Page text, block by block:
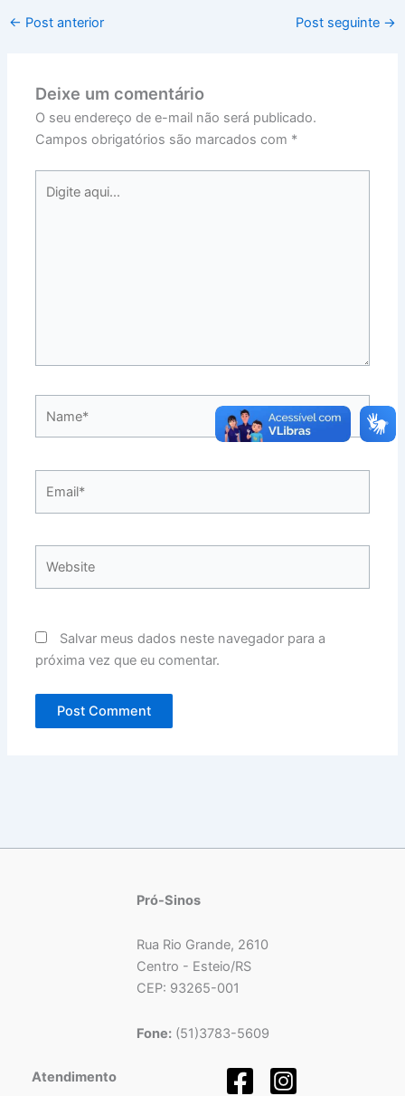
← Post anterior Post seguinte →
Deixe um comentário
O seu endereço de e-mail não será publicado.
Campos obrigatórios são marcados com *
aqui...
Salvar meus dados neste navegador para a
próxima vez que eu comentar.
Pró-Sinos
Rua Rio Grande, 2610
Centro - Esteio/RS
CEP: 93265-001
Fone:(51)3783-5609
Atendimento